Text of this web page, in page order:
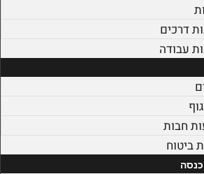
דרכים
עבודה
חבות
ביטוח